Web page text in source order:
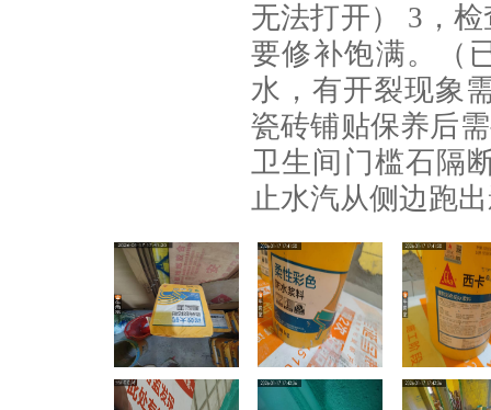
无法打开） 3，
要修补饱满。（
水，有开裂现象
瓷砖铺贴保养后
卫生间门槛石隔
止水汽从侧边跑